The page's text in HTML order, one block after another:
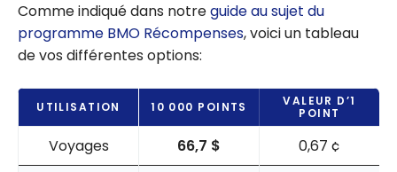
Comme indiqué dans notreguide au sujet du
programme BMO Récompenses, voici un tableau
de vos différentes options:
UTILISATION 10 000 POINTS
VALEUR D’1
POINT
Voyages 66,7 $
0,67 ¢